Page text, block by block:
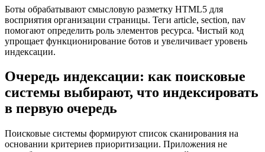
Боты обрабатывают смысловую разметку HTML5 для
восприятия организации страницы. Теги article, section, nav
помогают определить роль элементов ресурса. Чистый код
упрощает функционирование ботов и увеличивает уровень
индексации.
Очередь индексации: как поисковые
системы выбирают, что индексировать
в первую очередь
Поисковые системы формируют список сканирования на
основании критериев приоритизации. Приложения не